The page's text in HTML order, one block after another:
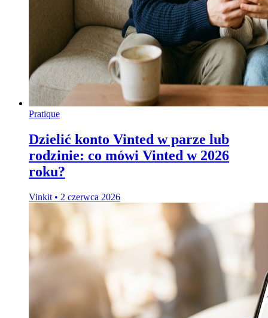
Pratique
Dzielić konto Vinted w parze lub
rodzinie: co mówi Vinted w 2026
roku?
Vinkit • 2 czerwca 2026